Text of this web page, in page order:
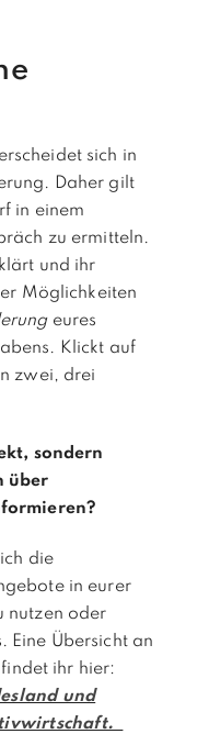
sich in
Daher gilt
in einem
zu ermitteln.
und ihr
Möglichkeiten
eures
Klickt auf
zwei, drei
sondern
über
die
in eurer
nutzen oder
Eine Übersicht an
ihr hier:
und